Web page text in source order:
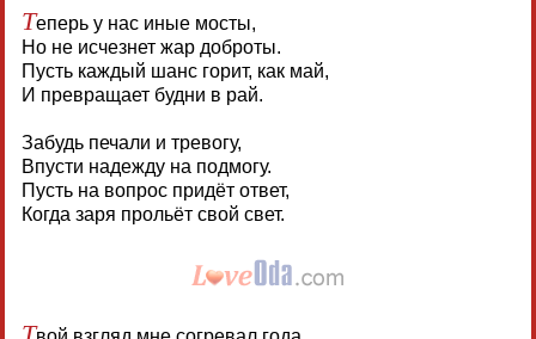
Теперь у нас иные мосты,
Но не исчезнет жар доброты.
Пусть каждый шанс горит, как май,
И превращает будни в рай.
Забудь печали и тревогу,
Впусти надежду на подмогу.
Пусть на вопрос придёт ответ,
Когда заря прольёт свой свет.